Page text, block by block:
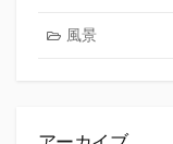
風景